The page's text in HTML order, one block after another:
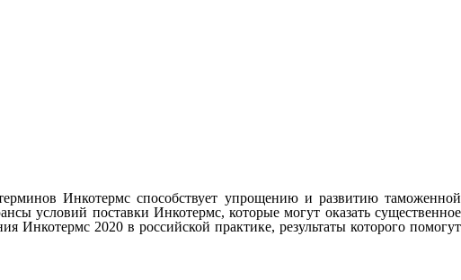
Инкотермс способствует упрощению и развитию таможенной
условий поставки Инкотермс, которые могут оказать существенное
Инкотермс 2020 в российской практике, результаты которого помогут